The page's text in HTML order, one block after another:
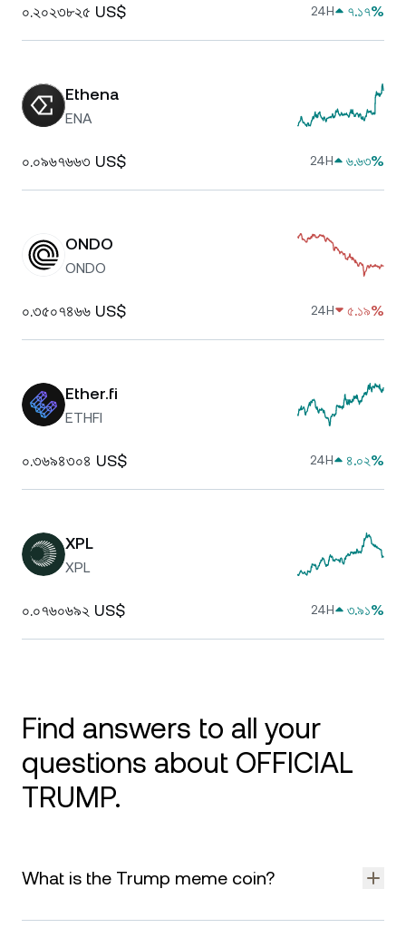
০.২০২৩৮২৫ US$ 24H ৭.১৭%
Ethena
ENA
০.০৯৬৭৬৬৩ US$ 24H ৬.৬৩%
ONDO
ONDO
০.৩৫০৭৪৬৬ US$ 24H ৫.১৯%
Ether.fi
ETHFI
০.৩৬৯৪৩০৪ US$ 24H ৪.০২%
XPL
XPL
০.০৭৬০৬৯২ US$ 24H ৩.৯১%
Find answers to all your
questions about OFFICIAL
TRUMP.
What is the Trump meme coin?
Official Trump (TRUMP) is a meme coin on the Ethereum